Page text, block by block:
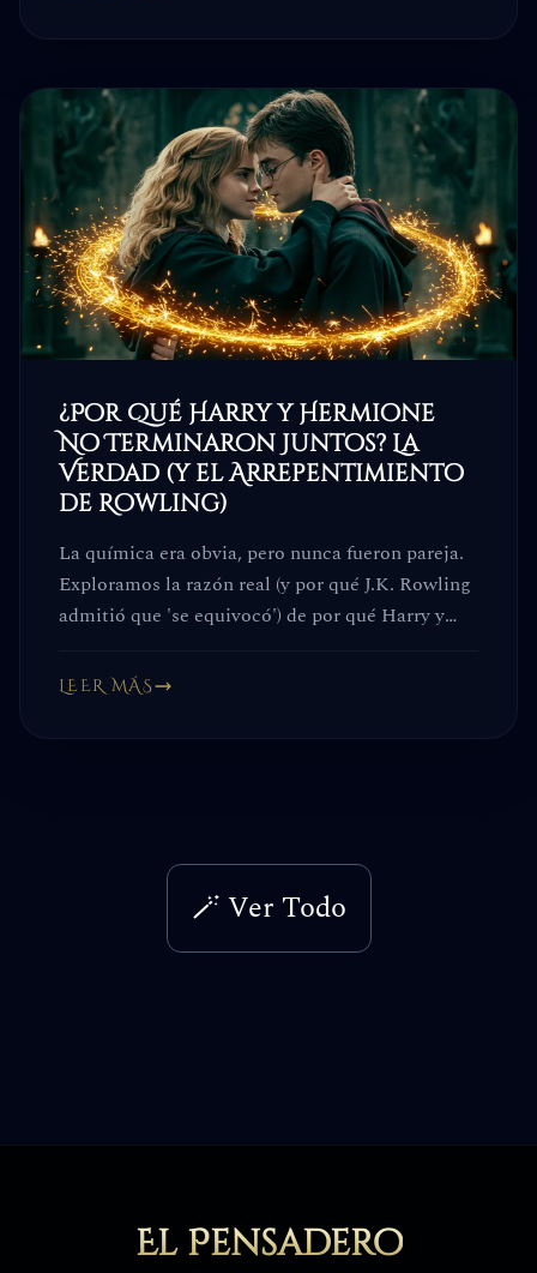
¿Por Qué Harry y Hermione
No Terminaron Juntos? La
Verdad (y el Arrepentimiento
de Rowling)
La química era obvia, pero nunca fueron pareja.
Exploramos la razón real (y por qué J.K. Rowling
admitió que 'se equivocó') de por qué Harry y
LEER MÁS
🪄 Ver Todo
El Pensadero